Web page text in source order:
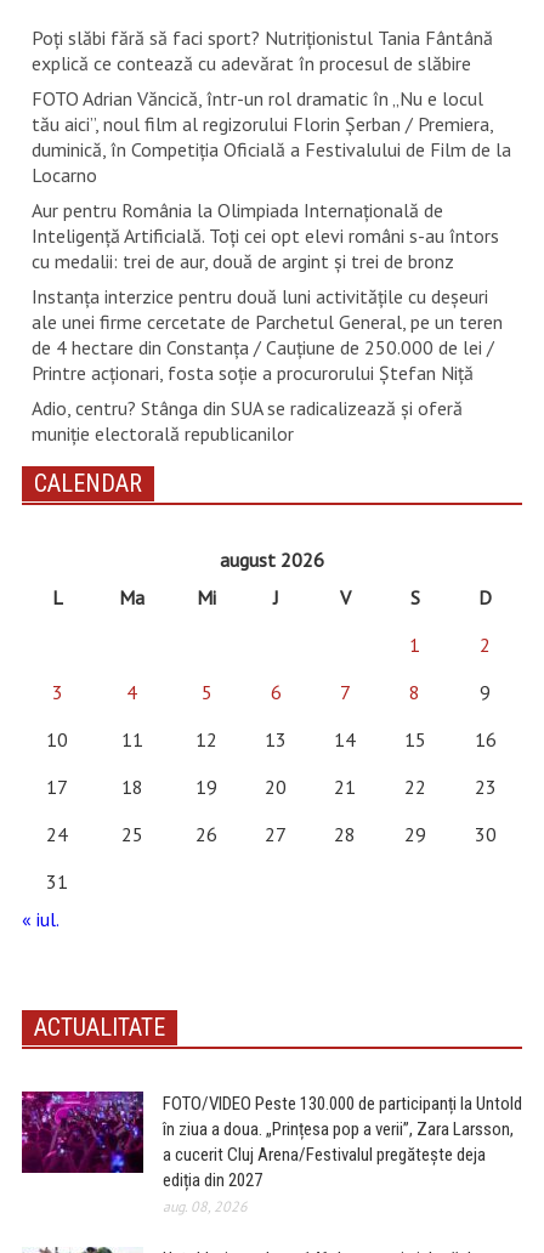
Poți slăbi fără să faci sport? Nutriționistul Tania Fântână
explică ce contează cu adevărat în procesul de slăbire
FOTO Adrian Văncică, într-un rol dramatic în „Nu e locul
tău aici”, noul film al regizorului Florin Șerban / Premiera,
duminică, în Competiția Oficială a Festivalului de Film de la
Locarno
Aur pentru România la Olimpiada Internațională de
Inteligență Artificială. Toți cei opt elevi români s-au întors
cu medalii: trei de aur, două de argint și trei de bronz
Instanța interzice pentru două luni activitățile cu deșeuri
ale unei firme cercetate de Parchetul General, pe un teren
de 4 hectare din Constanța / Cauțiune de 250.000 de lei /
Printre acționari, fosta soție a procurorului Ștefan Niță
Adio, centru? Stânga din SUA se radicalizează și oferă
muniție electorală republicanilor
CALENDAR
august 2026
L
Ma Mi J V S
D
1
2
3
4 5 6 7 8
9
10
11 12 13 14 15
16
17
18 19 20 21 22
23
24
25 26 27 28 29
30
31
« iul.
ACTUALITATE
FOTO/VIDEO Peste 130.000 de participanți la Untold
în ziua a doua. „Prințesa pop a verii”, Zara Larsson,
a cucerit Cluj Arena/Festivalul pregătește deja
ediția din 2027
aug. 08, 2026